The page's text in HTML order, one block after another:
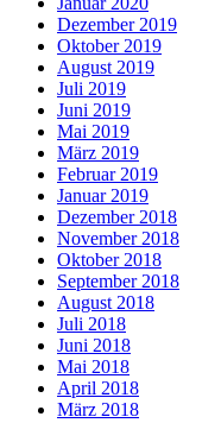
Dezember 2019
Oktober 2019
August 2019
Juli 2019
Juni 2019
Mai 2019
März 2019
Februar 2019
Januar 2019
Dezember 2018
November 2018
Oktober 2018
September 2018
August 2018
Juli 2018
Juni 2018
Mai 2018
April 2018
März 2018